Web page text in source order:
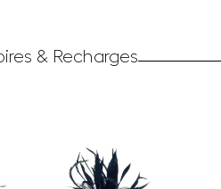
& Recharges